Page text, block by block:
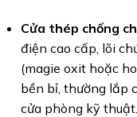
Cửa thép chống
điện cao cấp, lõi
(magie oxit hoặc
bền bỉ, thường lắp
cửa phòng kỹ thuật.